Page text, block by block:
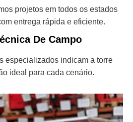
projetos em todos os estados
entrega rápida e eficiente.
De Campo
especializados indicam a torre
ideal para cada cenário.